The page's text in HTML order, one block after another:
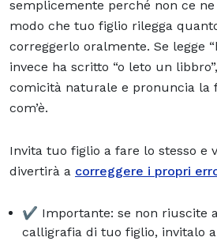
semplicemente perché non ce ne
modo che tuo figlio rilegga
correggerlo oralmente. Se legge
invece ha scritto “o leto un
comicità naturale e pronuncia la
com’è.
Invita tuo figlio a fare lo stesso e
divertirà a correggere i propri
✔️ Importante: se non riuscite
calligrafia di tuo figlio, invitalo